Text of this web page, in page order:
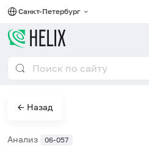
Санкт-Петербург
← Назад
Анализ 06-057